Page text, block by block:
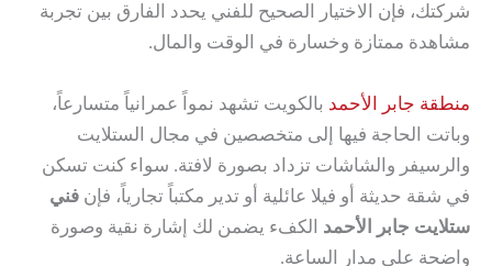
شركتك، فإن الاختيار الصحيح للفني يحدد الفارق بين تجربة
مشاهدة ممتازة وخسارة في الوقت والمال.
منطقة جابر الأحمد بالكويت تشهد نمواً عمرانياً متسارعاً،
وباتت الحاجة فيها إلى متخصصين في مجال الستلايت
والرسيفر والشاشات تزداد بصورة لافتة. سواء كنت تسكن
في شقة حديثة أو فيلا عائلية أو تدير مكتباً تجارياً، فإن فني
ستلايت جابر الأحمد الكفء يضمن لك إشارة نقية وصورة
واضحة على مدار الساعة.